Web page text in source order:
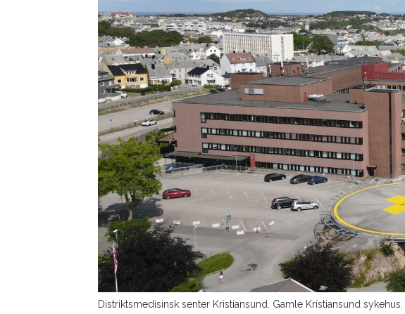
Distriktsmedisinsk senter Kristiansund. Gamle Kristiansund sykehus.